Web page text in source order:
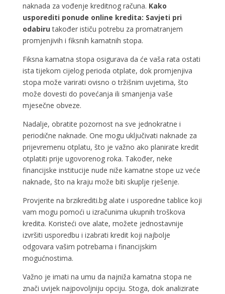
naknada za vođenje kreditnog računa. Kako
usporediti ponude online kredita: Savjeti pri
odabirutakođer ističu potrebu za promatranjem
promjenjivih i fiksnih kamatnih stopa.
Fiksna kamatna stopa osigurava da će vaša rata ostati
ista tijekom cijelog perioda otplate, dok promjenjiva
stopa može varirati ovisno o tržišnim uvjetima, što
može dovesti do povećanja ili smanjenja vaše
mjesečne obveze.
Nadalje, obratite pozornost na sve jednokratne i
periodične naknade. One mogu uključivati naknade za
prijevremenu otplatu, što je važno ako planirate kredit
otplatiti prije ugovorenog roka. Također, neke
financijske institucije nude niže kamatne stope uz veće
naknade, što na kraju može biti skuplje rješenje.
Provjerite na brzikrediti.bg alate i usporedne tablice koji
vam mogu pomoći u izračunima ukupnih troškova
kredita. Koristeći ove alate, možete jednostavnije
izvršiti usporedbu i izabrati kredit koji najbolje
odgovara vašim potrebama i financijskim
mogućnostima.
Važno je imati na umu da najniža kamatna stopa ne
znači uvijek najpovoljniju opciju. Stoga, dok analizirate